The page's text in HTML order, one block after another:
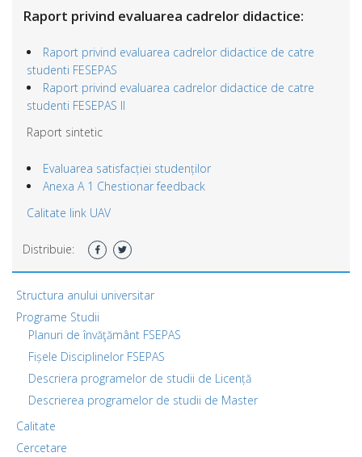
Raport privind evaluarea cadrelor didactice:
Raport privind evaluarea cadrelor didactice de catre
studenti FESEPAS
Raport privind evaluarea cadrelor didactice de catre
studenti FESEPAS II
Raport sintetic
Evaluarea satisfacției studenților
Anexa A 1 Chestionar feedback
Calitate link UAV
Distribuie:
Structura anului universitar
Programe Studii
Planuri de învăţământ FSEPAS
Fișele Disciplinelor FSEPAS
Descriera programelor de studii de Licență
Descrierea programelor de studii de Master
Calitate
Cercetare